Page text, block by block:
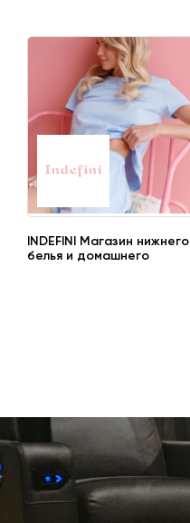
INDEFINI Магазин нижнего
белья и домашнего